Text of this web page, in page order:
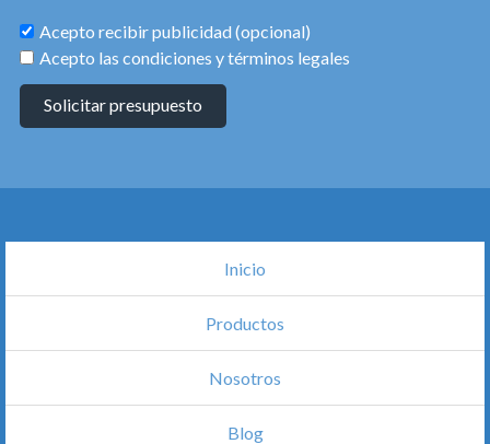
Acepto recibir publicidad (opcional)
Acepto las condiciones y términos legales
Solicitar presupuesto
Inicio
Productos
Nosotros
Blog